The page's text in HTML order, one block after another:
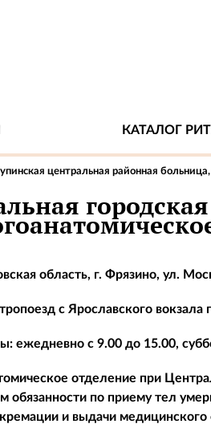
КАТАЛОГ
центральная районная
область, г. Фрязино, ул.
с Ярославского
ежедневно с 9.00 до 15.00,
отделение при
по приему тел
и выдачи медицинского